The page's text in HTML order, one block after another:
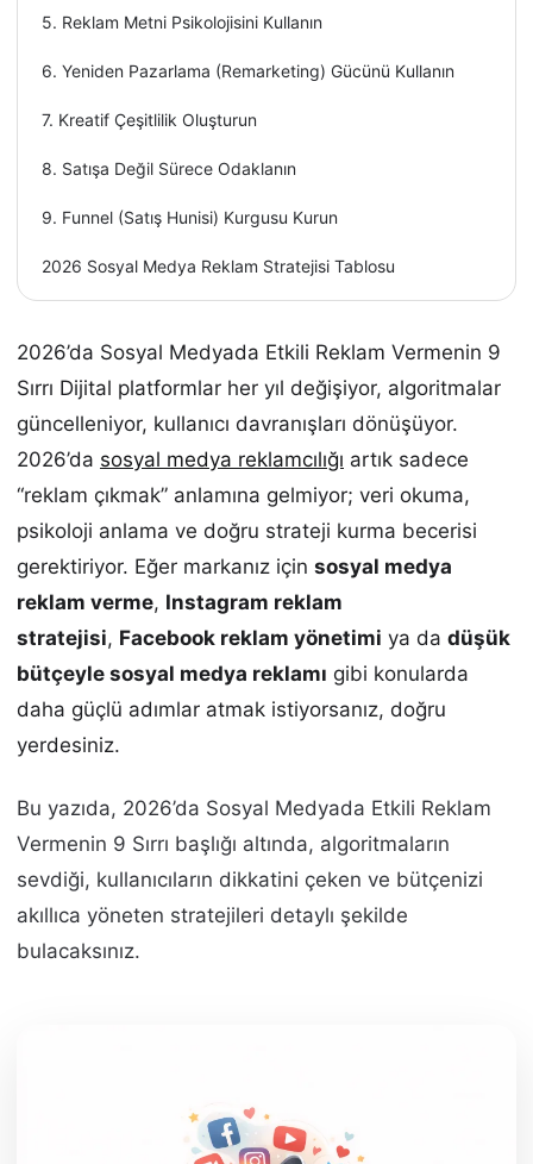
5. Reklam Metni Psikolojisini Kullanın
6. Yeniden Pazarlama (Remarketing) Gücünü Kullanın
7. Kreatif Çeşitlilik Oluşturun
8. Satışa Değil Sürece Odaklanın
9. Funnel (Satış Hunisi) Kurgusu Kurun
2026 Sosyal Medya Reklam Stratejisi Tablosu
2026’da Sosyal Medyada Etkili Reklam Vermenin 9
Sırrı Dijital platformlar her yıl değişiyor, algoritmalar
güncelleniyor, kullanıcı davranışları dönüşüyor.
2026’da sosyal medya reklamcılığı artık sadece
“reklam çıkmak” anlamına gelmiyor; veri okuma,
psikoloji anlama ve doğru strateji kurma becerisi
gerektiriyor. Eğer markanız için sosyal medya
reklam verme, Instagram reklam
stratejisi, Facebook reklam yönetimi ya da düşük
bütçeyle sosyal medya reklamı gibi konularda
daha güçlü adımlar atmak istiyorsanız, doğru
yerdesiniz.
Bu yazıda, 2026’da Sosyal Medyada Etkili Reklam
Vermenin 9 Sırrı başlığı altında, algoritmaların
sevdiği, kullanıcıların dikkatini çeken ve bütçenizi
akıllıca yöneten stratejileri detaylı şekilde
bulacaksınız.